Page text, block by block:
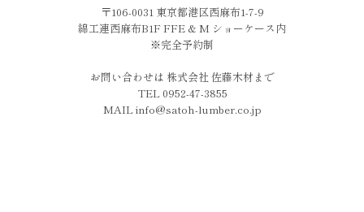
〒106-0031 東京都港区西麻布1-7-9
綿工連西麻布B1F FFE & M ショーケース内
※完全予約制
お問い合わせは 株式会社 佐藤木材まで
TEL 0952-47-3855
MAIL info@satoh-lumber.co.jp